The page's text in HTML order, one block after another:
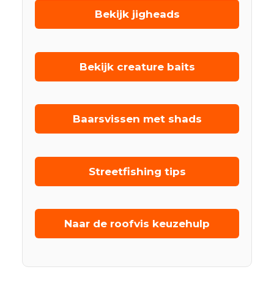
Bekijk jigheads
Bekijk creature baits
Baarsvissen met shads
Streetfishing tips
Naar de roofvis keuzehulp